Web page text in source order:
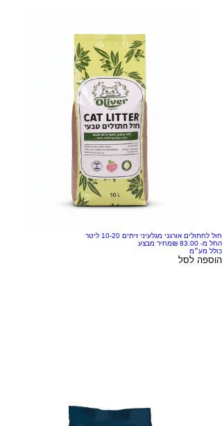
חול לחתולים אורגני מגלעיני זיתים 10-20 ליטר
החל מ-
מחיר מבצע
כולל מע״מ
הוספה לסל